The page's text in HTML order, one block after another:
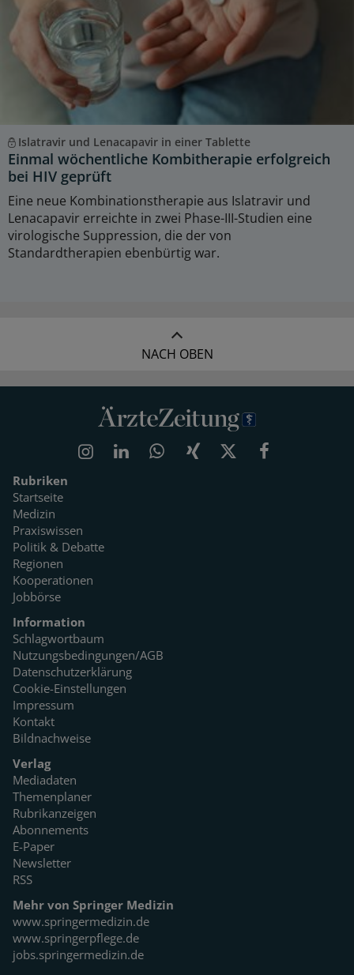
Islatravir und Lenacapavir in einer Tablette
Einmal wöchentliche Kombitherapie erfolgreich
bei HIV geprüft
Eine neue Kombinationstherapie aus Islatravir und
Lenacapavir erreichte in zwei Phase-III-Studien eine
virologische Suppression, die der von
Standardtherapien ebenbürtig war.
NACH OBEN
Rubriken
Startseite
Medizin
Praxiswissen
Politik & Debatte
Regionen
Kooperationen
Jobbörse
Information
Schlagwortbaum
Nutzungsbedingungen/AGB
Datenschutzerklärung
Cookie-Einstellungen
Impressum
Kontakt
Bildnachweise
Verlag
Mediadaten
Themenplaner
Rubrikanzeigen
Abonnements
E-Paper
Newsletter
RSS
Mehr von Springer Medizin
www.springermedizin.de
www.springerpflege.de
jobs.springermedizin.de